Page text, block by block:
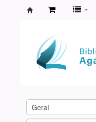
Agamenon
Magalhães